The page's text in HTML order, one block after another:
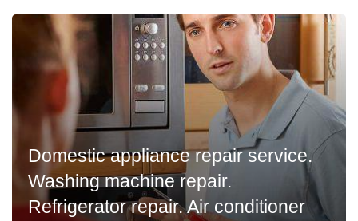
Domestic appliance repair service.
Washing machine repair.
Refrigerator repair. Air conditioner